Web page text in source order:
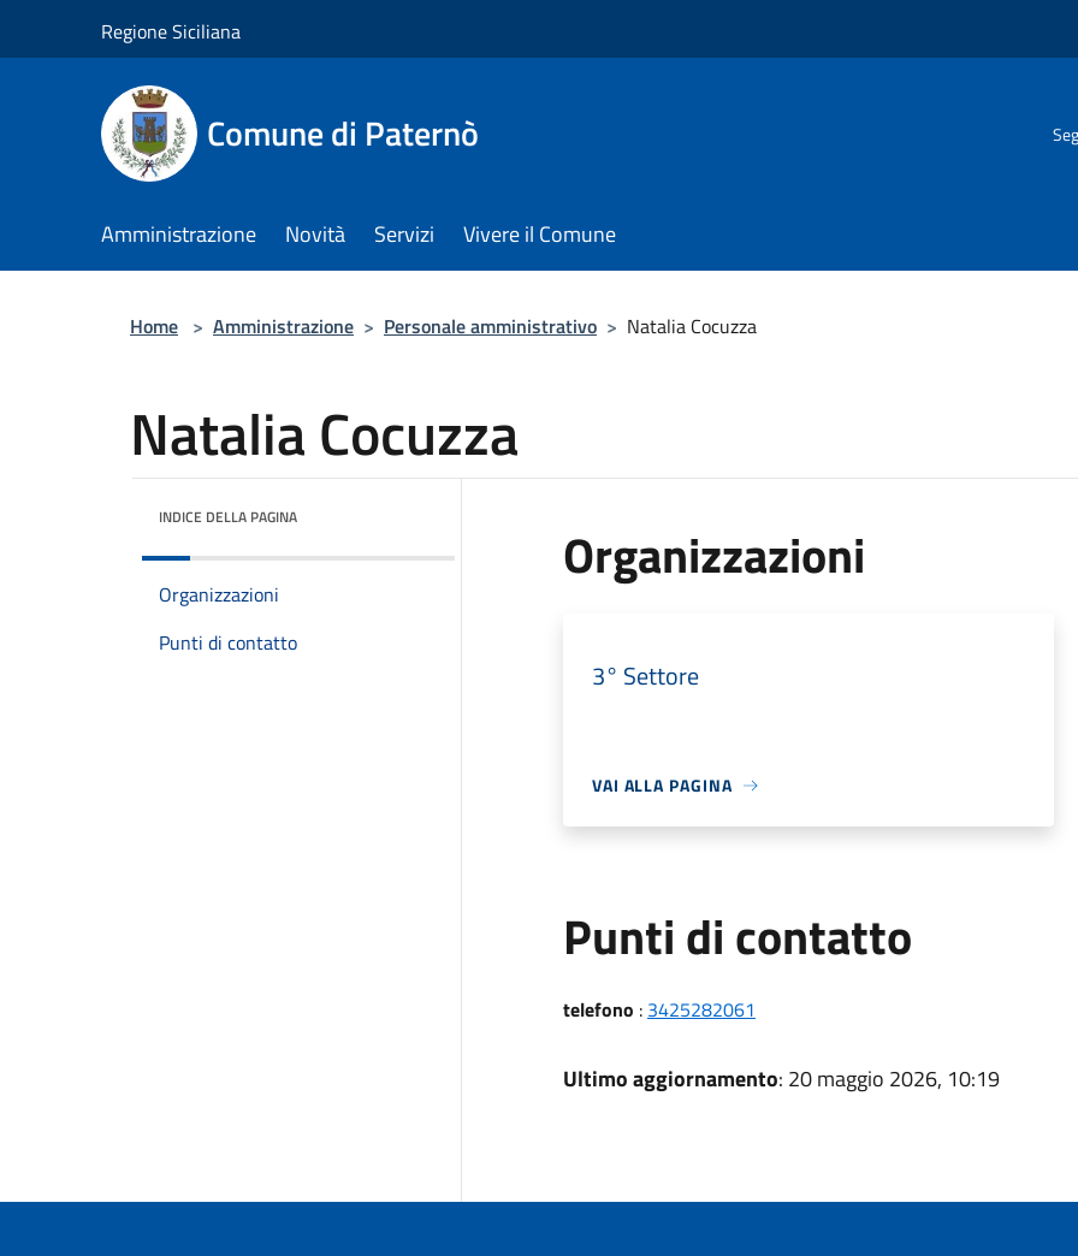
Regione Siciliana
Comune di Paternò
Amministrazione Novità Servizi Vivere il Comune
Home > Amministrazione > Personale amministrativo > Natalia Cocuzza
Natalia Cocuzza
INDICE DELLA PAGINA
Organizzazioni
Punti di contatto
Organizzazioni
3° Settore
VAI ALLA PAGINA
Punti di contatto
telefono : 3425282061
Ultimo aggiornamento: 20 maggio 2026, 10:19